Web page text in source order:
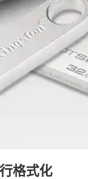
格式化